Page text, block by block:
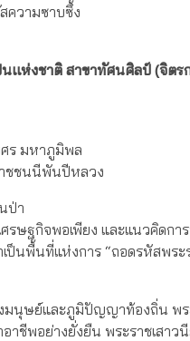
ความซาบซึ้ง
แห่งชาติ สาขาทัศนศิลป์ (จิตร
ร มหาภูมิพล
าชชนนีพันปีหลวง
ป่า
ศรษฐกิจพอเพียง และแนวคิดก
ป็นพื้นที่แห่งการ “ถอดรหัสพร
มนุษย์และภูมิปัญญาท้องถิ่น พร
ชีพอย่างยั่งยืน พระราชเสาว